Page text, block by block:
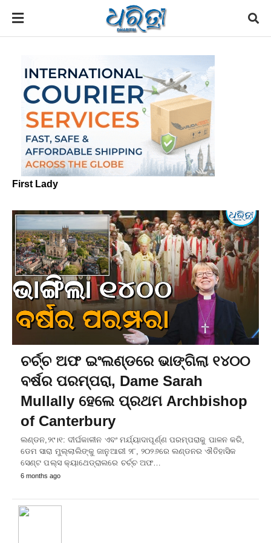
First Lady
ଚର୍ଚ୍ଚ ଅଫ ଇଂଲଣ୍ଡରେ ଭାଙ୍ଗିଲା ୧୪୦୦
ବର୍ଷର ପରମ୍ପରା, Dame Sarah
Mullally ହେଲେ ପ୍ରଥମ Archbishop
of Canterbury
ଲଣ୍ଡନ,୨୯।୧: ଦୀର୍ଘକାଳୀନ ଏବଂ ମର୍ଯ୍ୟାଦାପୂର୍ଣ୍ଣ ପରମ୍ପରାକୁ ପାଳନ କରି,
ଡେମ ସାରା ମୁଲ୍ଲାଲିଙ୍କୁ ଜାନୁଆରୀ ୨୮, ୨୦୨୬ରେ ଲଣ୍ଡନର ଐତିହାସିକ
ସେଣ୍ଟ ପଲ୍ସ କ୍ୟାଥେଡ୍ରାଲରେ ଚର୍ଚ୍ଚ ଅଫ…
6 months ago